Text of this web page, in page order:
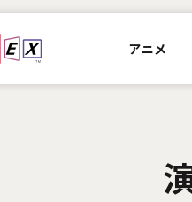
アニメ